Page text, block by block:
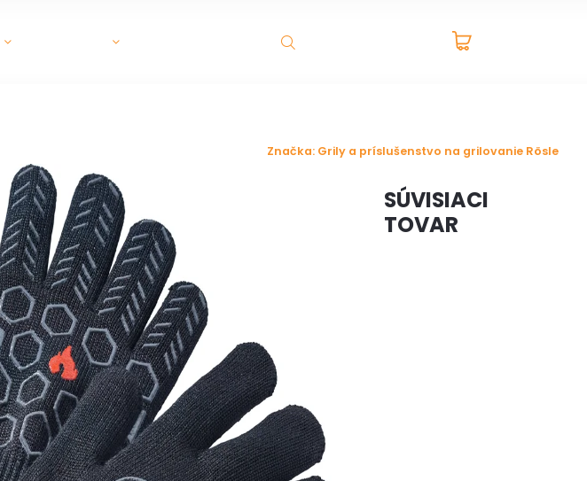
HĽADAŤ
ZÁHRADNÉ DOMČEKY A BOXY
Značka: Grily a príslušenstvo na grilovanie Rösle
SÚVISIACI
TOVAR